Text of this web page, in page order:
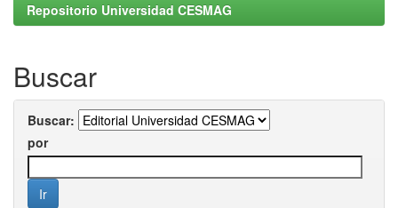
Repositorio Universidad CESMAG
Buscar
Buscar:
por